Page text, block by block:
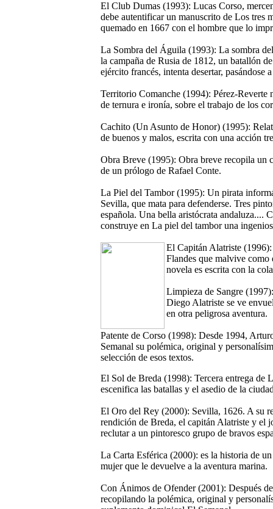
El Club Dumas (1993): Lucas Corso,
debe autentificar un manuscrito de Los tres
quemado en 1667 con el hombre que lo
La Sombra del Águila (1993): La sombra
la campaña de Rusia de 1812, un batallón
ejército francés, intenta desertar, pasándose
Territorio Comanche (1994): Pérez-Reverte
de ternura e ironía, sobre el trabajo de los
Cachito (Un Asunto de Honor) (1995):
de buenos y malos, escrita con una acción
Obra Breve (1995): Obra breve recopila un
de un prólogo de Rafael Conte.
La Piel del Tambor (1995): Un pirata
Sevilla, que mata para defenderse. Tres
española. Una bella aristócrata andaluza....
construye en La piel del tambor una
El Capitán Alatriste
Flandes que malvive
novela es escrita con la
Limpieza de Sangre
Diego Alatriste se ve
en otra peligrosa aventura.
Patente de Corso (1998): Desde 1994,
Semanal su polémica, original y
selección de esos textos.
El Sol de Breda (1998): Tercera entrega de
escenifica las batallas y el asedio de la
El Oro del Rey (2000): Sevilla, 1626. A su
rendición de Breda, el capitán Alatriste y el
reclutar a un pintoresco grupo de bravos
La Carta Esférica (2000): es la historia de
mujer que le devuelve a la aventura marina.
Con Ánimos de Ofender (2001): Después
recopilando la polémica, original y